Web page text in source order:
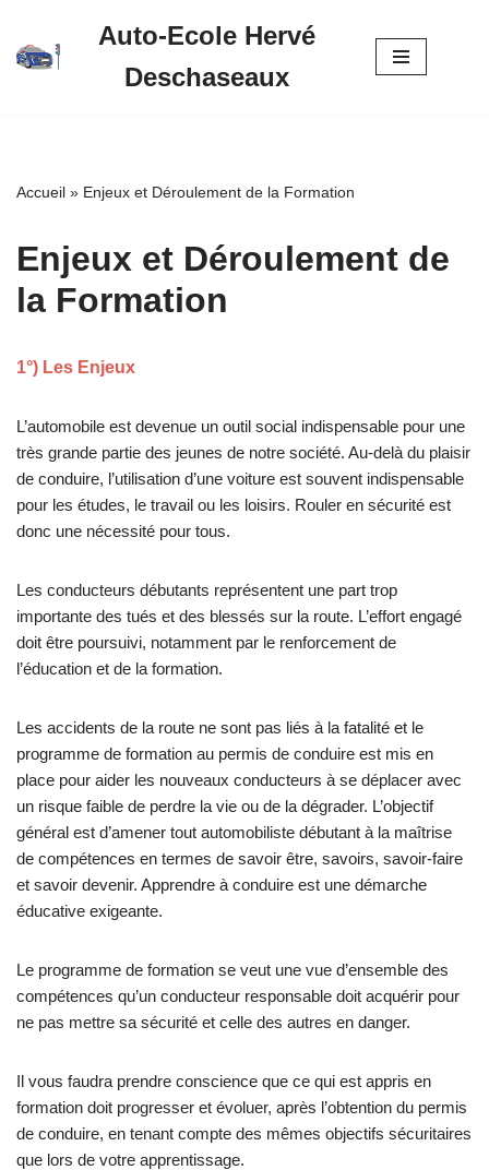
Aller
Auto-Ecole Hervé
Deschaseaux
Accueil » Enjeux et Déroulement de la Formation
Enjeux et Déroulement de
la Formation
1°) Les Enjeux
L’automobile est devenue un outil social indispensable pour une
très grande partie des jeunes de notre société. Au-delà du plaisir
de conduire, l’utilisation d’une voiture est souvent indispensable
pour les études, le travail ou les loisirs. Rouler en sécurité est
donc une nécessité pour tous.
Les conducteurs débutants représentent une part trop
importante des tués et des blessés sur la route. L’effort engagé
doit être poursuivi, notamment par le renforcement de
l’éducation et de la formation.
Les accidents de la route ne sont pas liés à la fatalité et le
programme de formation au permis de conduire est mis en
place pour aider les nouveaux conducteurs à se déplacer avec
un risque faible de perdre la vie ou de la dégrader. L’objectif
général est d’amener tout automobiliste débutant à la maîtrise
de compétences en termes de savoir être, savoirs, savoir-faire
et savoir devenir. Apprendre à conduire est une démarche
éducative exigeante.
Le programme de formation se veut une vue d’ensemble des
compétences qu’un conducteur responsable doit acquérir pour
ne pas mettre sa sécurité et celle des autres en danger.
Il vous faudra prendre conscience que ce qui est appris en
formation doit progresser et évoluer, après l’obtention du permis
de conduire, en tenant compte des mêmes objectifs sécuritaires
que lors de votre apprentissage.